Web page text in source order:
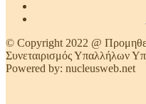
© Copyright 2022 @
Συνεταιρισμός Υπαλλήλων
Powered by: nucleusweb.net